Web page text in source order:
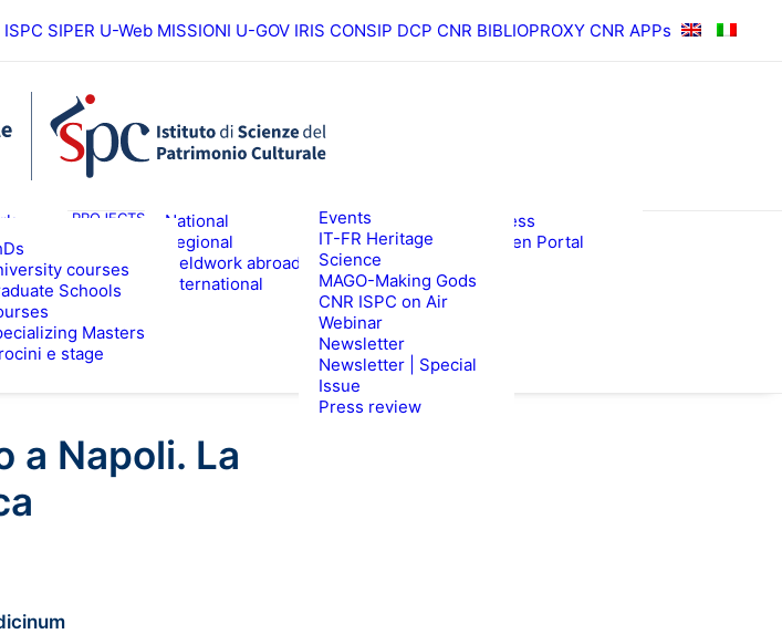
ISPC SIPER U-Web MISSIONI U-GOV IRIS CONSIP DCP CNR BIBLIOPROXY CNR APPs
PROJECTS
National
Regional
Fieldwork abroad
International
RESULTS
ISPC Press
ISPC Open Portal
courses
Schools
Masters
e stage
EVENTS & NEWS
Events
IT-FR Heritage
Science
MAGO-Making Gods
CNR ISPC on Air
Webinar
Newsletter
Newsletter | Special
Issue
Press review
a Napoli. La